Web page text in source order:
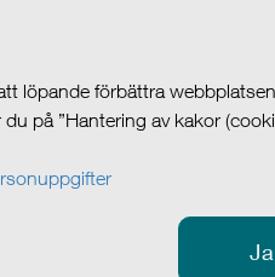
löpande förbättra
på ”Hantering av kakor